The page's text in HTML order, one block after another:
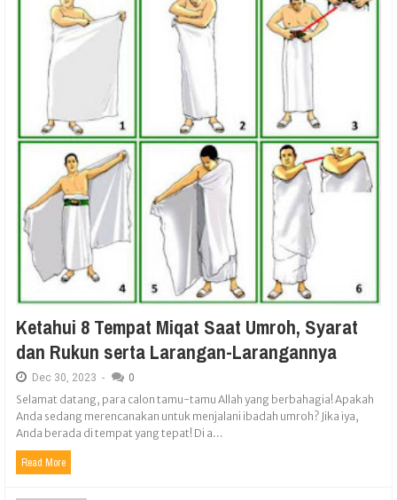
Ketahui 8 Tempat Miqat Saat Umroh, Syarat
dan Rukun serta Larangan-Larangannya
Dec 30, 2023 - 0
Selamat datang, para calon tamu-tamu Allah yang berbahagia! Apakah
Anda sedang merencanakan untuk menjalani ibadah umroh? Jika iya,
Anda berada di tempat yang tepat! Di a...
Read More